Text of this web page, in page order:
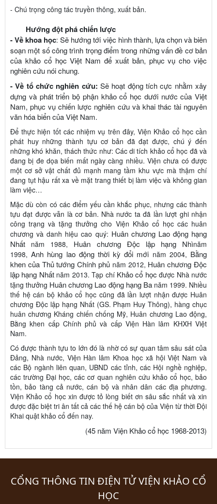
- Chú trọng công tác truyền thông, xuất bản.
Hướng đột phá chiến lược
- Về khoa học:Sẽ hướng tới việc hình thành, lựa chọn và biên
soạn một số công trình trọng điểm trong những vấn đề cơ bản
của khảo cổ họcViệt Nam để xuất bản, phục vụ cho việc
nghiên cứu nói chung.
- Về tổ chức nghiên cứu: Sẽ hoạt động tích cực nhằm xây
dựng và phát triển bộ phận khảo cổ học dưới nước của Việt
Nam, phục vụ chiến lược nghiên cứu và khai thác tài nguyên
văn hóa biển của Việt Nam.
Để thực hiện tốt các nhiệm vụ trên đây, Viện Khảo cổ học cần
phát huy những thành tựu cơ bản đã đạt được, chú ý đến
những khó khăn, thách thức như: Các di tích khảo cổ học đã và
đang bị đe dọa biến mất ngày càng nhiều. Viện chưa có được
một cơ sở vật chất đủ mạnh mang tầm khu vực mà thậm chí
đang tụt hậu rất xa về mặt trang thiết bị làm việc và không gian
làm việc…
Mặc dù còn có các điểm yếu cần khắc phục, nhưng các thành
tựu đạt được vẫn là cơ bản. Nhà nước ta đã lần lượt ghi nhận
công trạng và tặng thưởng cho Viện Khảo cổ học các huân
chương và danh hiệu cao quý: Huân chương Lao động hạng
Nhất năm 1988, Huân chương Độc lập hạng Nhìnăm
1998,Anh hùng lao động thời kỳ đổi mới năm 2004, Bằng
khen của Thủ tướng Chính phủ năm 2012, Huân chương Độc
lập hạng Nhất năm 2013. Tạp chí Khảo cổ họcđược Nhà nước
tặng thưởng Huân chương Lao động hạng Ba năm 1999. Nhiều
thế hệ cán bộ khảo cổ học cũng đã lần lượt nhận được Huân
chương Độc lập hạng Nhất (GS. Phạm Huy Thông), hàng chục
huân chương Kháng chiến chống Mỹ, Huân chương Lao động,
Bằng khen cấp Chính phủ và cấp Viện Hàn lâm KHXH Việt
Nam.
Có được thành tựu to lớn đó là nhờ có sự quan tâm sâu sát của
Đảng, Nhà nước, Viện Hàn lâm Khoa học xã hội Việt Nam và
các Bộ ngành liên quan, UBND các tỉnh, các Hội nghề nghiệp,
các trường Đại học, các cơ quan nghiên cứu khảo cổ học, bảo
tồn, bảo tàng cả nước, cán bộ và nhân dân các địa phương.
Viện Khảo cổ học xin được tỏ lòng biết ơn sâu sắc nhất và xin
được đặc biệt tri ân tất cả các thế hệ cán bộ của Viện từ thời Đội
Khai quật khảo cổ đến nay.
(45 năm Viện Khảo cổ học 1968-2013)
CỔNG THÔNG TIN ĐIỆN TỬ VIỆN KHẢO CỔ
HỌC